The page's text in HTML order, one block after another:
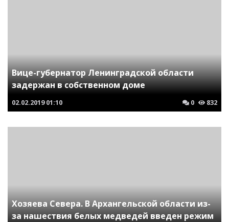
Вице-губернатор Ленинградской области
задержан в собственном доме
02.02.2019 01:10 0 832
Хозяева Севера. В Архангельской области из-
за нашествия белых медведей введен режим